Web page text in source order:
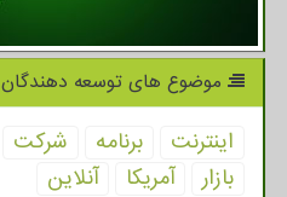
موضوع های توسعه دهندگان
اینترنت برنامه شركت
بازار
آمریكا آنلاین